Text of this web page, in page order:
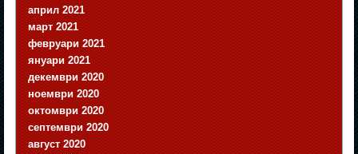
април 2021
март 2021
февруари 2021
януари 2021
декември 2020
ноември 2020
октомври 2020
септември 2020
август 2020